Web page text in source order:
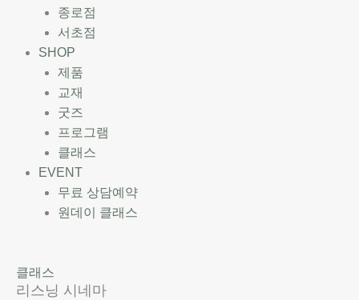
종로점
서초점
SHOP
제품
교재
굿즈
프로그램
클래스
EVENT
무료 상담예약
원데이 클래스
클래스
리스닝 시네마